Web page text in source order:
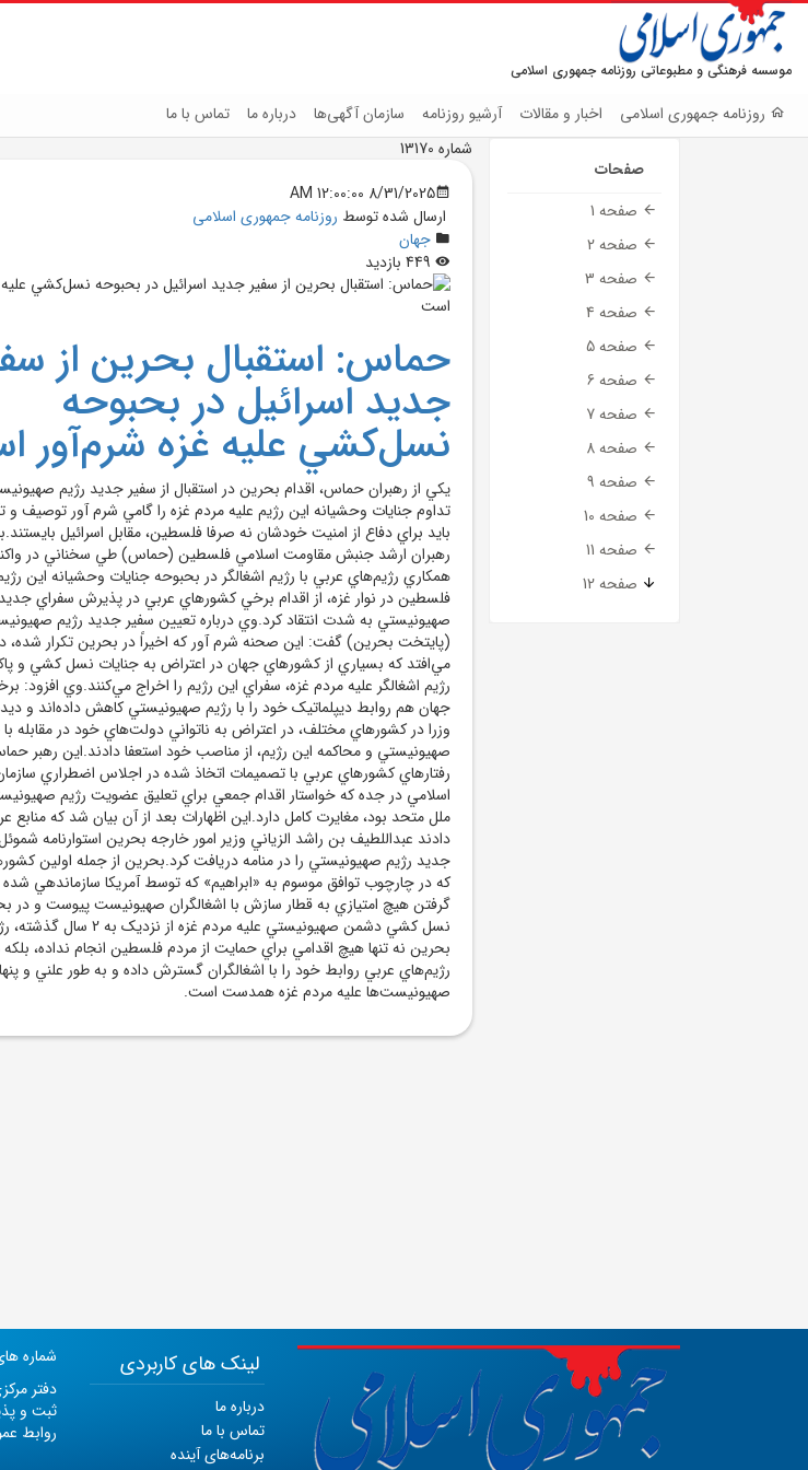
موسسه فرهنگی و مطبوعاتی روزنامه جمهوری اسلامی
روزنامه جمهوری اسلامی اخبار و مقالات آرشیو روزنامه سازمان آگهی‌ها درباره ما تماس با ما
صفحات
صفحه 1
صفحه 2
صفحه 3
صفحه 4
صفحه 5
صفحه 6
صفحه 7
صفحه 8
صفحه 9
صفحه 10
صفحه 11
صفحه 12
شماره 13170
8/31/2025 12:00:00 AM
ارسال شده توسط روزنامه جمهوری اسلامی
جهان
حماس: استقبال بحرين از
جديد اسرائيل در بحبوحه
نسل‌کشي عليه غزه شرم‌آور
يکي از رهبران حماس، اقدام بحرين در استقبال از سفير جديد رژيم
تداوم جنايات وحشيانه اين رژيم عليه مردم غزه را گامي شرم آور توصيف و
بايد براي دفاع از امنيت خودشان نه صرفا فلسطين، مقابل اسرائيل
رهبران ارشد جنبش مقاومت اسلامي فلسطين (حماس) طي سخناني در
همکاري رژيم‌هاي عربي با رژيم اشغالگر در بحبوحه جنايات وحشيانه اين
فلسطين در نوار غزه، از اقدام برخي کشورهاي عربي در پذيرش سفراي
صهيونيستي به شدت انتقاد کرد.وي درباره تعيين سفير جديد رژيم
(پايتخت بحرين) گفت: اين صحنه شرم آور که اخيراً در بحرين تکرار شده،
مي‌افتد که بسياري از کشورهاي جهان در اعتراض به جنايات نسل کشي و
رژيم اشغالگر عليه مردم غزه، سفراي اين رژيم را اخراج مي‌کنند.وي افزود:
جهان هم روابط ديپلماتيک خود را با رژيم صهيونيستي کاهش داده‌اند و
وزرا در کشورهاي مختلف، در اعتراض به ناتواني دولت‌هاي خود در مقابله با
صهيونيستي و محاکمه اين رژيم، از مناصب خود استعفا دادند.اين رهبر
رفتارهاي کشورهاي عربي با تصميمات اتخاذ شده در اجلاس اضطراري
اسلامي در جده که خواستار اقدام جمعي براي تعليق عضويت رژيم
ملل متحد بود، مغايرت کامل دارد.اين اظهارات بعد از آن بيان شد که منابع
دادند عبداللطيف بن راشد الزياني وزير امور خارجه بحرين استوارنامه
جديد رژيم صهيونيستي را در منامه دريافت کرد.بحرين از جمله اولين
که در چارچوب توافق موسوم به «ابراهيم» که توسط آمريکا سازماندهي
گرفتن هيچ امتيازي به قطار سازش با اشغالگران صهيونيست پيوست و در
نسل کشي دشمن صهيونيستي عليه مردم غزه از
بحرين نه تنها هيچ اقدامي براي حمايت از مردم فلسطين انجام نداده، بلکه
رژيم‌هاي عربي روابط خود را با اشغالگران گسترش داده و به طور علني و
صهيونيست‌ها عليه مردم غزه همدست است.
شماره
دفتر مرکزی:
ثبت و پذیرش
روابط عمومی:
لینک های کاربردی
درباره ما
تماس با ما
برنامه‌های آینده